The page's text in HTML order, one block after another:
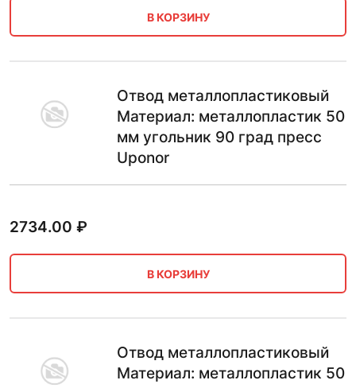
В КОРЗИНУ
Отвод металлопластиковый
Материал: металлопластик 50
мм угольник 90 град пресс
Uponor
2734.00 ₽
В КОРЗИНУ
Отвод металлопластиковый
Материал: металлопластик 50